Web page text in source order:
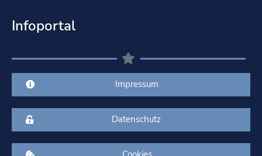
Infoportal
Impressum
Datenschutz